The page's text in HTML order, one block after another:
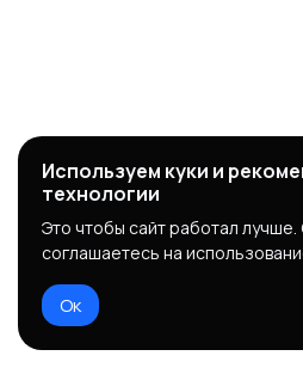
Используем куки и
технологии
Это чтобы сайт работал лучше.
соглашаетесь на
Ок